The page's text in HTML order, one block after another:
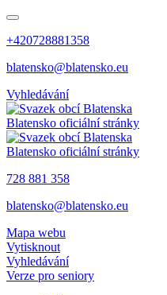
+420728881358
blatensko@blatensko.eu
Vyhledávání
Blatensko oficiální stránky
Blatensko oficiální stránky
728 881 358
blatensko@blatensko.eu
Mapa webu
Vytisknout
Vyhledávání
Verze pro seniory